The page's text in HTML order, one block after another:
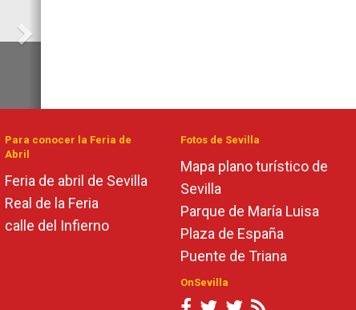
Para conocer la Feria de
Abril
Feria de abril de Sevilla
Real de la Feria
calle del Infierno
Fotos de Sevilla
Mapa plano turístico de
Sevilla
Parque de María Luisa
Plaza de España
Puente de Triana
OnSevilla